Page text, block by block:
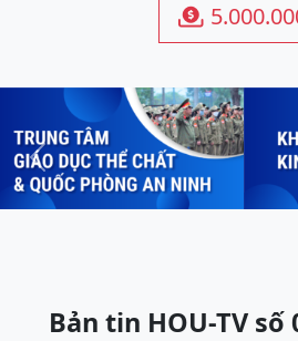

Previous
Bản tin HOU-TV số